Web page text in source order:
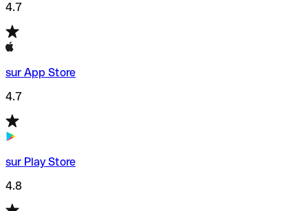
4.7
sur App Store
4.7
sur Play Store
4.8